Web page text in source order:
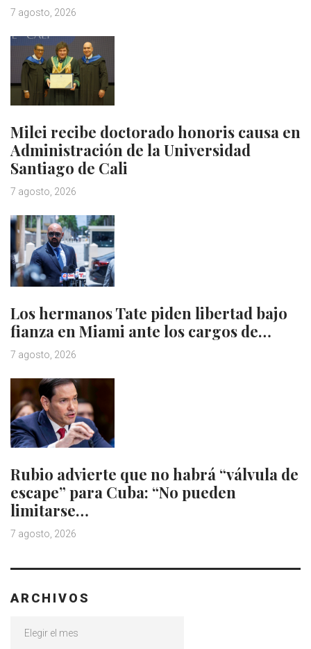
7 agosto, 2026
Milei recibe doctorado honoris causa en
Administración de la Universidad
Santiago de Cali
7 agosto, 2026
Los hermanos Tate piden libertad bajo
fianza en Miami ante los cargos de…
7 agosto, 2026
Rubio advierte que no habrá “válvula de
escape” para Cuba: “No pueden
limitarse…
7 agosto, 2026
ARCHIVOS